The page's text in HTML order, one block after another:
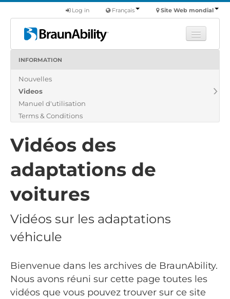
Site Web mondial
Français
Log in
Produits
Nous
Trouver un revendeur
INFORMATION
Nouvelles
Videos
Manuel d'utilisation
Terms & Conditions
Vidéos des
adaptations de
voitures
Vidéos sur les adaptations
véhicule
Bienvenue dans les archives de BraunAbility.
Nous avons réuni sur cette page toutes les
vidéos que vous pouvez trouver sur ce site